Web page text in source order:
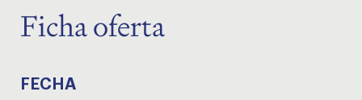
Ficha oferta
FECHA